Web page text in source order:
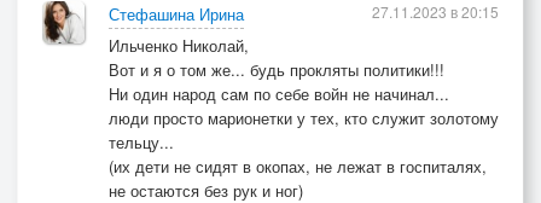
Стефашина Ирина
Ильченко Николай,
Вот и я о том же... будь прокляты политики!!!
Ни один народ сам по себе войн не начинал...
люди просто марионетки у тех, кто служит золотому
тельцу...
(их дети не сидят в окопах, не лежат в госпиталях,
не остаются без рук и ног)
27.11.2023 в 20:15